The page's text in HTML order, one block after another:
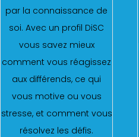
par la connaissance de
soi. Avec un profil DiSC
vous savez mieux
comment vous réagissez
aux différends, ce qui
vous motive ou vous
stresse, et comment vous
résolvez les défis.